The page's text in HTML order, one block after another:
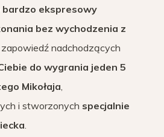
bardzo ekspresowy
bez wychodzenia z
nadchodzących
do wygrania jeden 5
Mikołaja
i stworzonych specjalnie